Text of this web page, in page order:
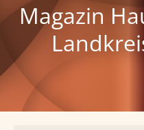
Magazin